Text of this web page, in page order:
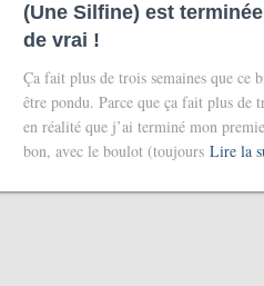
(Une Silfine) est
de vrai !
Ça fait plus de trois semaines que ce
être pondu. Parce que ça fait plus de
en réalité que j’ai terminé mon
bon, avec le boulot (toujours Lire la